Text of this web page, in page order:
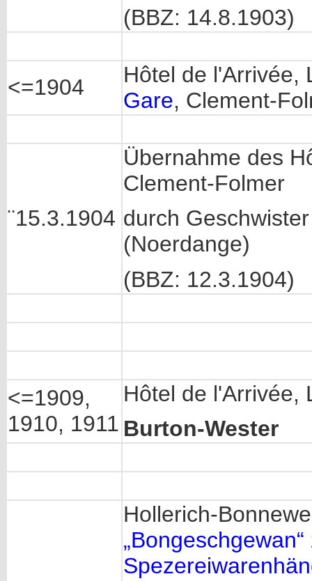
(BBZ: 14.8.1903)
<=1904
Hôtel de
Gare, Clement-
¨15.3.1904
Übernahme des
Clement-Folmer
durch
(Noerdange)
(BBZ: 12.3.1904)
<=1909,
1910, 1911
Hôtel de l'Arrivée,
Burton-Wester
Hollerich-